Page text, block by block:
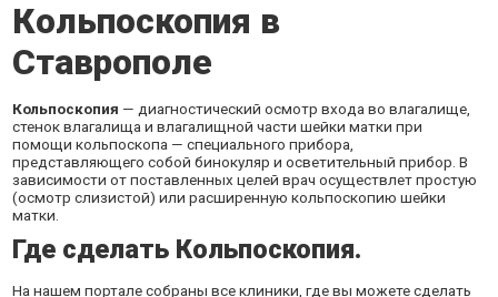
Кольпоскопия в
Ставрополе
Кольпоскопия — диагностический осмотр входа во влагалище,
стенок влагалища и влагалищной части шейки матки при
помощи кольпоскопа — специального прибора,
представляющего собой бинокуляр и осветительный прибор. В
зависимости от поставленных целей врач осуществлет простую
(осмотр слизистой) или расширенную кольпоскопию шейки
матки.
Где сделать Кольпоскопия.
На нашем портале собраны все клиники, где вы можете сделать